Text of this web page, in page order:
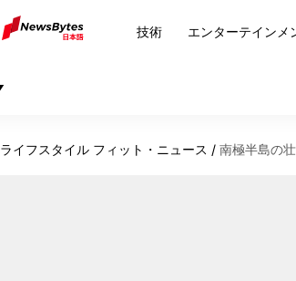
技術 エンターテインメ
ライフスタイル フィット・ニュース / 南極半島の